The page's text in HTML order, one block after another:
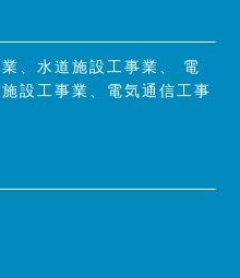
、水道施設工事業、 電
設工事業、電気通信工事